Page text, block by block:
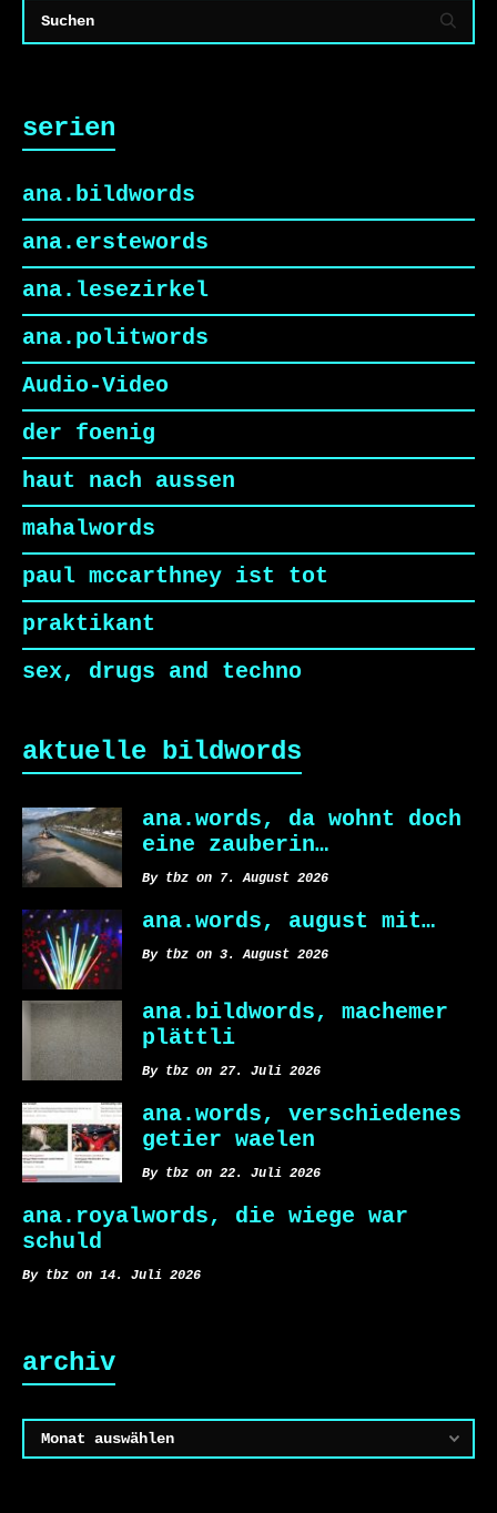
serien
ana.bildwords
ana.erstewords
ana.lesezirkel
ana.politwords
Audio-Video
der foenig
haut nach aussen
mahalwords
paul mccarthney ist tot
praktikant
sex, drugs and techno
aktuelle bildwords
ana.words, da wohnt doch
eine zauberin…
By tbz on 7. August 2026
ana.words, august mit…
By tbz on 3. August 2026
ana.bildwords, machemer
plättli
By tbz on 27. Juli 2026
ana.words, verschiedenes
getier waelen
By tbz on 22. Juli 2026
ana.royalwords, die wiege war
schuld
By tbz on 14. Juli 2026
archiv
Archiv